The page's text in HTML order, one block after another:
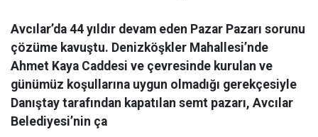
Avcılar’da 44 yıldır devam eden Pazar Pazarı sorunu
çözüme kavuştu. Denizköşkler Mahallesi’nde
Ahmet Kaya Caddesi ve çevresinde kurulan ve
günümüz koşullarına uygun olmadığı gerekçesiyle
Danıştay tarafından kapatılan semt pazarı, Avcılar
Belediyesi’nin ça